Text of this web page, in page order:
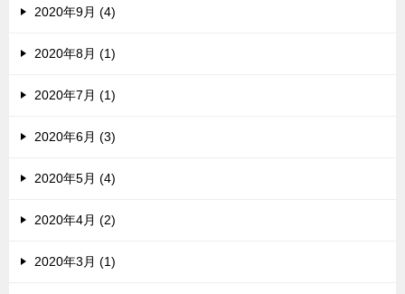
2020年9月 (4)
2020年8月 (1)
2020年7月 (1)
2020年6月 (3)
2020年5月 (4)
2020年4月 (2)
2020年3月 (1)